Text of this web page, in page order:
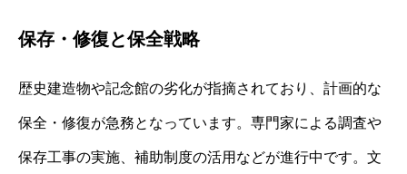
保存・修復と保全戦略
歴史建造物や記念館の劣化が指摘されており、計画的な
保全・修復が急務となっています。専門家による調査や
保存工事の実施、補助制度の活用などが進行中です。文